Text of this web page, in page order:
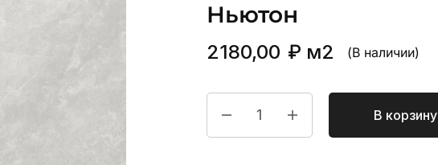
Ньютон
2180,00 ₽ м2 (В наличии)
В корзину